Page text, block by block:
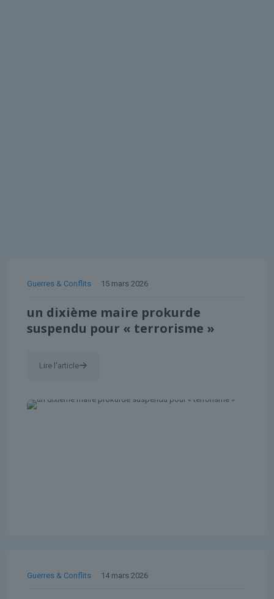
Guerres & Conflits 15 mars 2026
un dixième maire prokurde
suspendu pour « terrorisme »
Lire l'article
Guerres & Conflits 14 mars 2026